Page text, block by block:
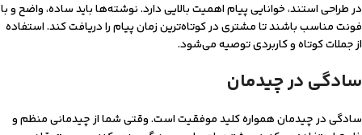
در طراحی استند، خوانایی پیام اهمیت بالایی دارد. نوشته‌ها باید ساده، واضح و با
فونت مناسب باشند تا مشتری در کوتاه‌ترین زمان پیام را دریافت کند. استفاده
از جملات کوتاه و کاربردی توصیه می‌شود.
سادگی در چیدمان
سادگی در چیدمان همواره کلید موفقیت است. وقتی شما از چیدمانی منظم و